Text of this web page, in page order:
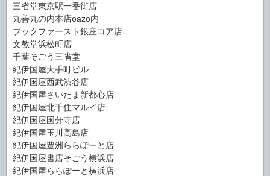
三省堂東京駅一番街店
丸善丸の内本店oazo内
ブックファースト銀座コア店
文教堂浜松町店
千葉そごう三省堂
紀伊国屋大手町ビル
紀伊国屋西武渋谷店
紀伊国屋さいたま新都心店
紀伊国屋北千住マルイ店
紀伊国屋国分寺店
紀伊国屋玉川高島店
紀伊国屋豊洲ららぽーと店
紀伊国屋書店そごう横浜店
紀伊国屋ららぽーと横浜店